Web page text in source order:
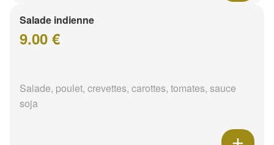
Salade indienne
9.00 €
Salade, poulet, crevettes, carottes, tomates, sauce
soja